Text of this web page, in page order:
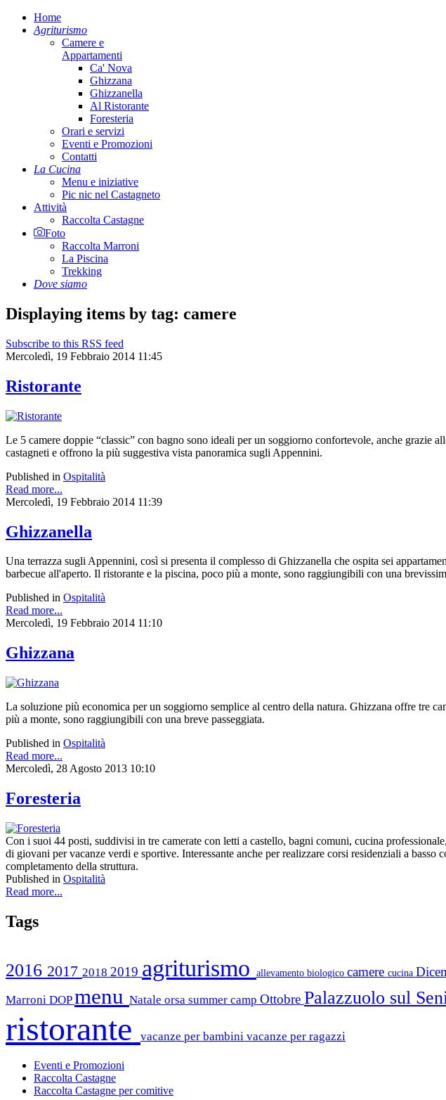
Home
Agriturismo
Camere e
Appartamenti
Ca' Nova
Ghizzana
Ghizzanella
Al Ristorante
Foresteria
Orari e servizi
Eventi e Promozioni
Contatti
La Cucina
Menu e iniziative
Pic nic nel Castagneto
Attività
Raccolta Castagne
Foto
Raccolta Marroni
La Piscina
Trekking
Dove siamo
Displaying items by tag: camere
Subscribe to this RSS feed
Mercoledì, 19 Febbraio 2014 11:45
Ristorante
Le 5 camere doppie “classic” con bagno sono ideali per un soggiorno confortevole, anche
castagneti e offrono la più suggestiva vista panoramica sugli Appennini.
Published in Ospitalità
Read more...
Mercoledì, 19 Febbraio 2014 11:39
Ghizzanella
Una terrazza sugli Appennini, così si presenta il complesso di Ghizzanella che ospita sei
barbecue all'aperto. Il ristorante e la piscina, poco più a monte, sono raggiungibili con una
Published in Ospitalità
Read more...
Mercoledì, 19 Febbraio 2014 11:10
Ghizzana
La soluzione più economica per un soggiorno semplice al centro della natura. Ghizzana offre tre
più a monte, sono raggiungibili con una breve passeggiata.
Published in Ospitalità
Read more...
Mercoledì, 28 Agosto 2013 10:10
Foresteria
Con i suoi 44 posti, suddivisi in tre camerate con letti a castello, bagni comuni, cucina
di giovani per vacanze verdi e sportive. Interessante anche per realizzare corsi residenziali a
completamento della struttura.
Published in Ospitalità
Read more...
Tags
2016 2017 2018 2019 agriturismo allevamento biologico camere cucina
Marroni DOPmenu Natale orsa summer camp Ottobre Palazzuolo sul
ristorante vacanze per bambini vacanze per ragazzi
Eventi e Promozioni
Raccolta Castagne
Raccolta Castagne per comitive